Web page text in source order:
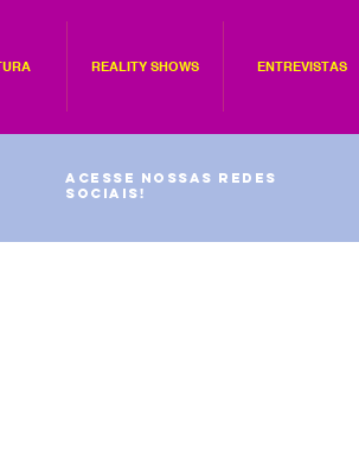
REALITY SHOWS ENTREVISTAS
Acesse nossas redes
sociais!